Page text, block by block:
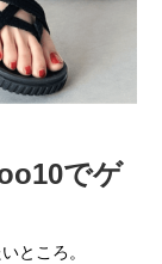
でゲ
ところ。